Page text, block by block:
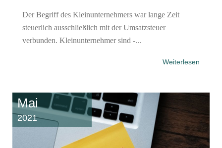
Der Begriff des Kleinunternehmers war lange Zeit
steuerlich ausschließlich mit der Umsatzsteuer
verbunden. Kleinunternehmer sind -...
Weiterlesen
Mai
2021